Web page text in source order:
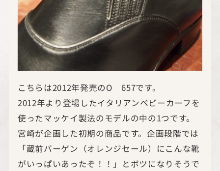
こちらは2012年発売のO 657です。
2012年より登場したイタリアンベビーカーフを
使ったマッケイ製法のモデルの中の1つです。
宮崎が企画した初期の商品です。企画段階では
「蔵前バーゲン（オレンジセール）にこんな靴
がいっぱいあったぞ！！」とボツになりそうで